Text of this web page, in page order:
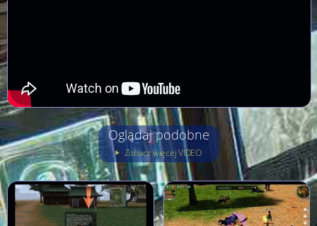
Oglądaj podobne
Zobacz więcej VIDEO